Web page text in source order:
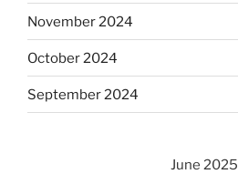
November 2024
October 2024
September 2024
June 2025